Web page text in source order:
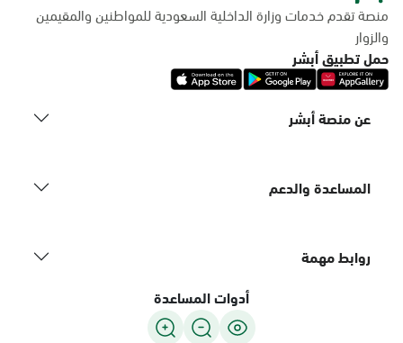
منصة تقدم خدمات وزارة الداخلية السعودية للمواطنين والمقيمين
والزوار
حمل تطبيق أبشر
عن منصة أبشر
المساعدة والدعم
روابط مهمة
أدوات المساعدة